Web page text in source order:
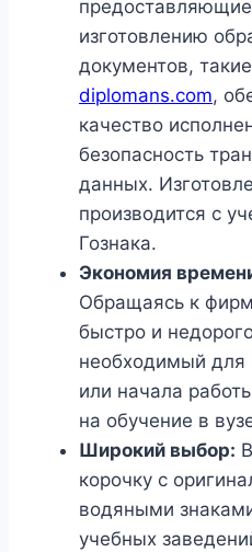
предоставляющие
изготовлению
документов,
diplomans.com,
качество
безопасность
данных.
производится с
Гознака.
Экономия
Обращаясь к
быстро и
необходимый
или начала
на обучение в
Широкий выбор:
корочку с
водяными
учебных